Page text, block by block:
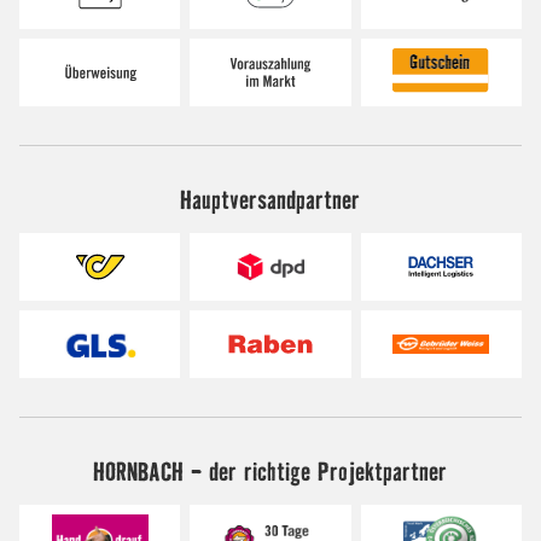
Hauptversandpartner
HORNBACH - der richtige Projektpartner